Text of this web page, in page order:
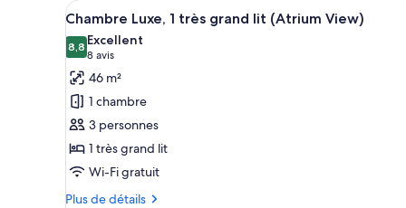
Afficher
toutes
les
photos
pour
ce
type
de
chambre :
Chambre
Une chambre d’hôtel
5
Chambre Luxe, 1 très grand lit (Atrium View)
8,88,8 sur 10
Excellent
8 avis
(8 avis)
46 m²
1 chambre
3 personnes
1 très grand lit
Wi-Fi gratuit
Plus de détails
Plus